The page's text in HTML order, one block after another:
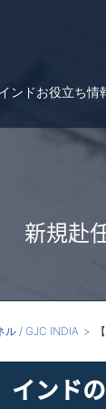
インドお役立ち情
新規赴
ル/ GJC INDIA
インド